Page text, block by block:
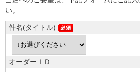
い。
件名(タイトル)
オーダーＩＤ